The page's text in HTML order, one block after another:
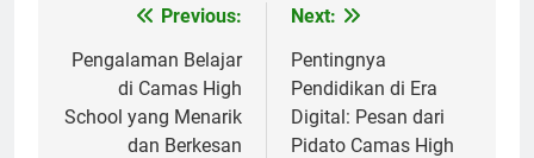
Navigasi
pos
Previous:
Pengalaman Belajar
di Camas High
School yang Menarik
dan Berkesan
Next:
Pentingnya
Pendidikan di Era
Digital: Pesan dari
Pidato Camas High